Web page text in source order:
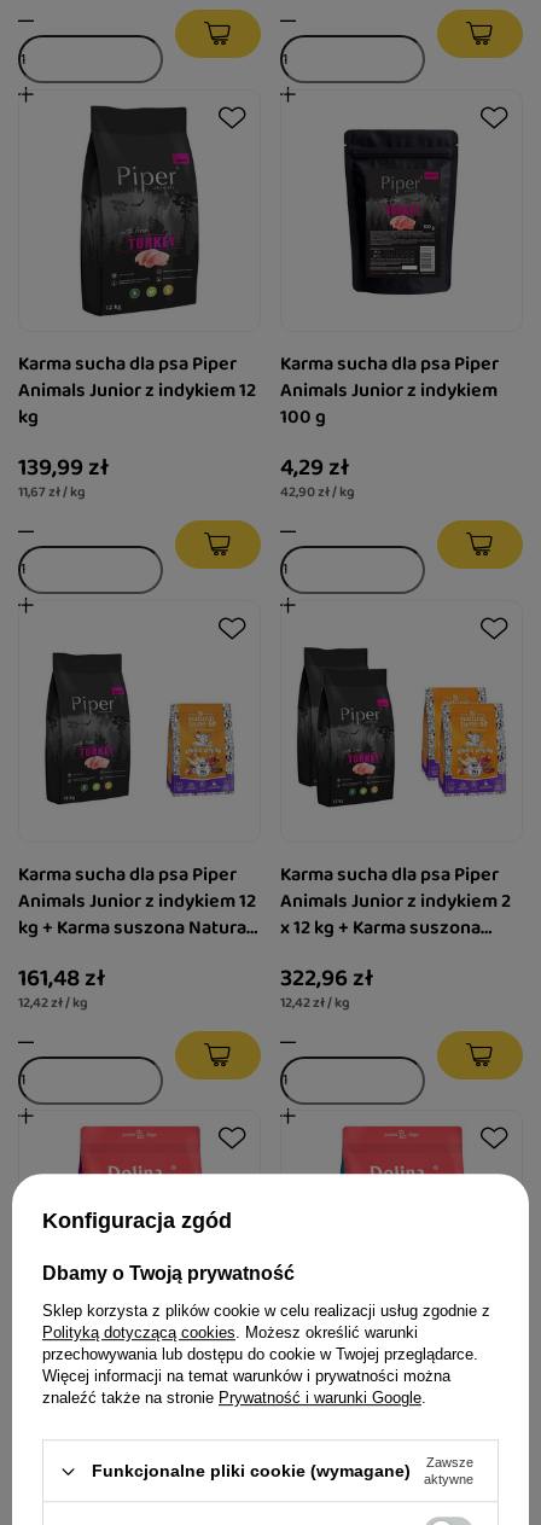
Karma sucha dla psa Piper
Animals Junior z indykiem 12
kg
139,99 zł
11,67 zł / kg
Karma sucha dla psa Piper
Animals Junior z indykiem
100 g
4,29 zł
42,90 zł / kg
Karma sucha dla psa Piper
Animals Junior z indykiem 12
kg + Karma suszona Natural
161,48 zł
12,42 zł / kg
Karma sucha dla psa Piper
Animals Junior z indykiem 2
x 12 kg + Karma suszona
x 1 kg
322,96 zł
12,42 zł / kg
Dolina Noteci Superfood
danie z królika Junior karma
suszona dla psa 5 kg
149,00 zł
Dolina Noteci Superfood
danie z jagnięciny Junior
karma suszona dla psa 5 kg
149,00 zł
Konfiguracja zgód
Dbamy o Twoją prywatność
Sklep korzysta z plików cookie w celu realizacji usług zgodnie z
Polityką dotyczącą cookies. Możesz określić warunki
przechowywania lub dostępu do cookie w Twojej przeglądarce.
Więcej informacji na temat warunków i prywatności można
znaleźć także na stronie Prywatność i warunki Google.
Funkcjonalne pliki cookie (wymagane)
Zawsze
aktywne